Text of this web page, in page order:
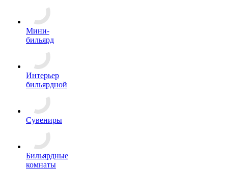
Мини-
бильярд
Интерьер
бильярдной
Сувениры
Бильярдные
комнаты